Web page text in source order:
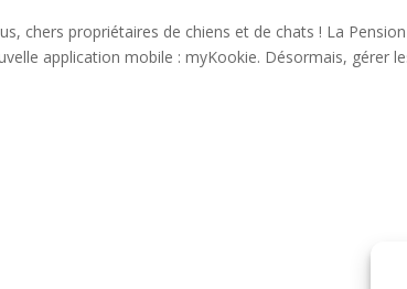
chers propriétaires de chiens et de chats ! La
application mobile : myKookie. Désormais, gérer